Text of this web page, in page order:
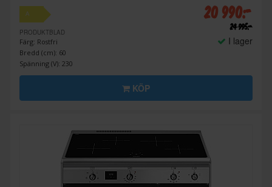
A
PRODUKTBLAD
Färg: Rostfri
Bredd (cm): 60
Spänning (V): 230
20 990:-
24 995:-
I lager
KÖP